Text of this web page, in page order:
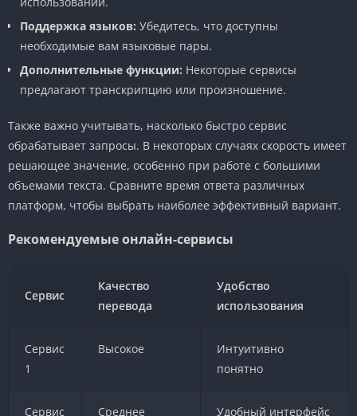
Поддержка языков: Убедитесь, что доступны
необходимые вам языковые пары.
Дополнительные функции: Некоторые сервисы
предлагают транскрипцию или произношение.
Также важно учитывать, насколько быстро сервис
обрабатывает запросы. В некоторых случаях скорость имеет
решающее значение, особенно при работе с большими
объемами текста. Сравните время ответа различных
платформ, чтобы выбрать наиболее эффективный вариант.
Рекомендуемые онлайн-сервисы
Сервис
Качество
перевода
Удобство
использования
Сервис
1
Высокое
Интуитивно
понятно
Сервис
Среднее Удобный интерфейс